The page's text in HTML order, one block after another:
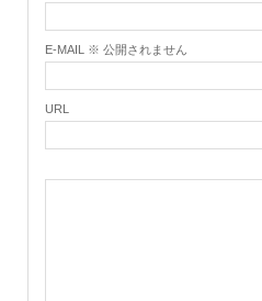
E-MAIL ※ 公開されません
URL